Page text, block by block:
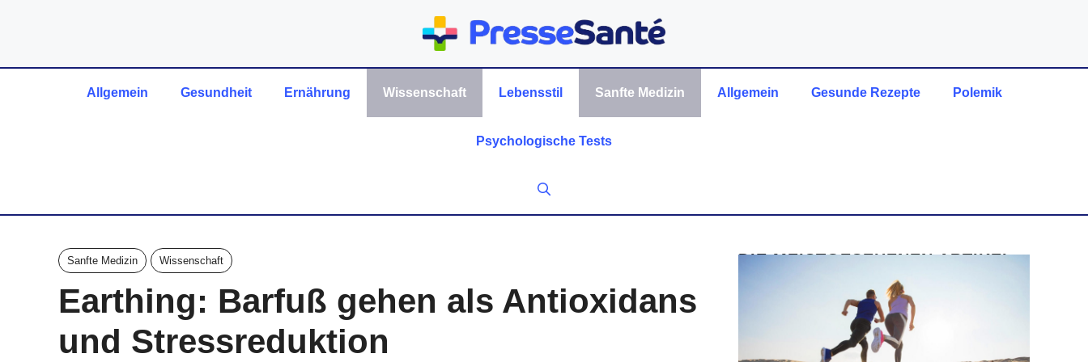
Allgemein Gesundheit Ernährung Wissenschaft Lebensstil Sanfte Medizin Allgemein Gesunde Rezepte Polemik
Psychologische Tests
Sanfte Medizin Wissenschaft
Earthing: Barfuß gehen als Antioxidans
und Stressreduktion
DIE MEISTGESEHENEN ARTIKEL